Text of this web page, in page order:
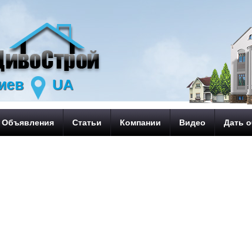
UA
Объявления Статьи Компании Видео Дать